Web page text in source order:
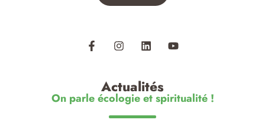
Actualités
On parle écologie et spiritualité !